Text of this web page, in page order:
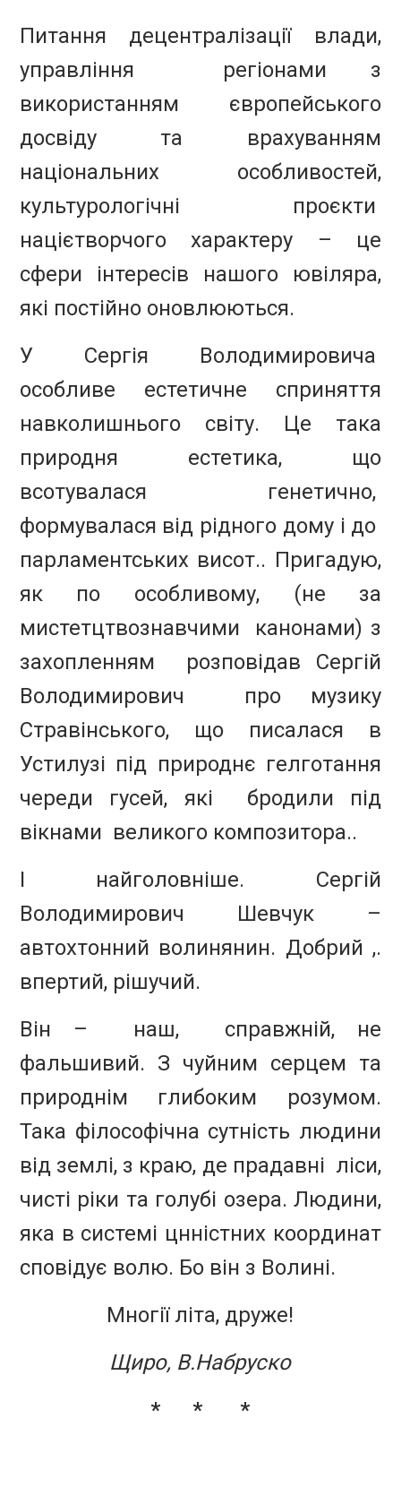
Питання децентралізації влади,
управління регіонами з
використанням європейського
досвіду та врахуванням
національних особливостей,
культурологічні проєкти
націєтворчого характеру – це
сфери інтересів нашого ювіляра,
які постійно оновлюються.
У Сергія Володимировича
особливе естетичне сприняття
навколишнього світу. Це така
природня естетика, що
всотувалася генетично,
формувалася від рідного дому і до
парламентських висот.. Пригадую,
як по особливому, (не за
мистетцтвознавчими канонами) з
захопленням розповідав Сергій
Володимирович про музику
Стравінського, що писалася в
Устилузі під природнє гелготання
череди гусей, які бродили під
вікнами великого композитора..
І найголовніше. Сергій
Володимирович Шевчук –
автохтонний волинянин. Добрий ,.
впертий, рішучий.
Він – наш, справжній, не
фальшивий. З чуйним серцем та
природнім глибоким розумом.
Така філософічна сутність людини
від землі, з краю, де прадавні ліси,
чисті ріки та голубі озера. Людини,
яка в системі цнністних координат
сповідує волю. Бо він з Волині.
Многії літа, друже!
Щиро, В.Набруско
* * *